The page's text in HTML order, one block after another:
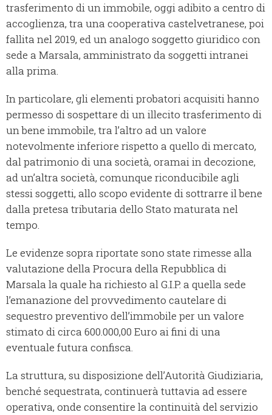
trasferimento di un immobile, oggi adibito a centro di
accoglienza, tra una cooperativa castelvetranese, poi
fallita nel 2019, ed un analogo soggetto giuridico con
sede a Marsala, amministrato da soggetti intranei
alla prima.
In particolare, gli elementi probatori acquisiti hanno
permesso di sospettare di un illecito trasferimento di
un bene immobile, tra l’altro ad un valore
notevolmente inferiore rispetto a quello di mercato,
dal patrimonio di una società, oramai in decozione,
ad un’altra società, comunque riconducibile agli
stessi soggetti, allo scopo evidente di sottrarre il bene
dalla pretesa tributaria dello Stato maturata nel
tempo.
Le evidenze sopra riportate sono state rimesse alla
valutazione della Procura della Repubblica di
Marsala la quale ha richiesto al G.I.P. a quella sede
l’emanazione del provvedimento cautelare di
sequestro preventivo dell’immobile per un valore
stimato di circa 600.000,00 Euro ai fini di una
eventuale futura confisca.
La struttura, su disposizione dell’Autorità Giudiziaria,
benché sequestrata, continuerà tuttavia ad essere
operativa, onde consentire la continuità del servizio